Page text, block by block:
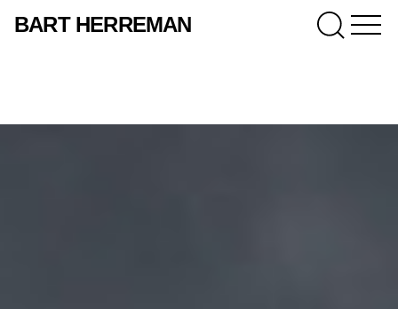
BART HERREMAN